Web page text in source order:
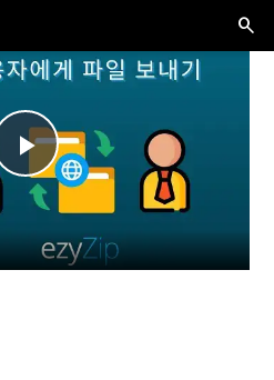
Play
Video